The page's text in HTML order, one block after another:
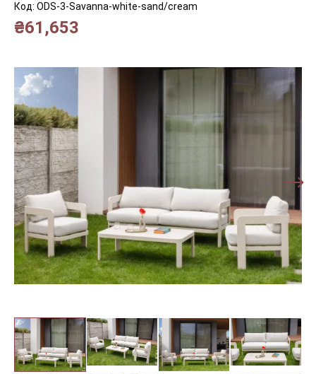
Код: ODS-3-Savanna-white-sand/cream
₴61,653